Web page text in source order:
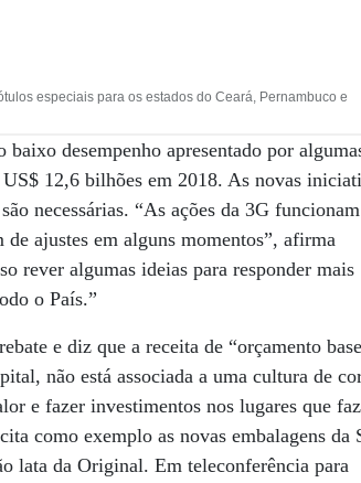
especiais para os estados do Ceará, Pernambuco e
desempenho apresentado por
12,6 bilhões em 2018. As novas
necessárias. “As ações da 3G funcionam
ajustes em alguns momentos”, afirma
rever algumas ideias para responder mais
o País.”
e diz que a receita de “orçamento base
não está associada a uma cultura de
e fazer investimentos nos lugares que
como exemplo as novas embalagens da
lata da Original. Em teleconferência para